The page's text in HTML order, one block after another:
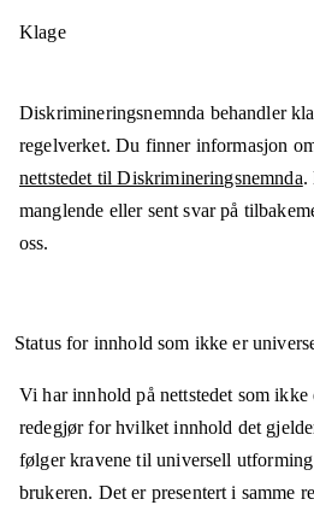
Klage
Diskrimineringsnemnda behandler
regelverket. Du finner informasjon
nettstedet til Diskrimineringsnemnda.
manglende eller sent svar på
oss.
Status for innhold som ikke er
Vi har innhold på nettstedet som
redegjør for hvilket innhold det
følger kravene til universell
brukeren. Det er presentert i samme